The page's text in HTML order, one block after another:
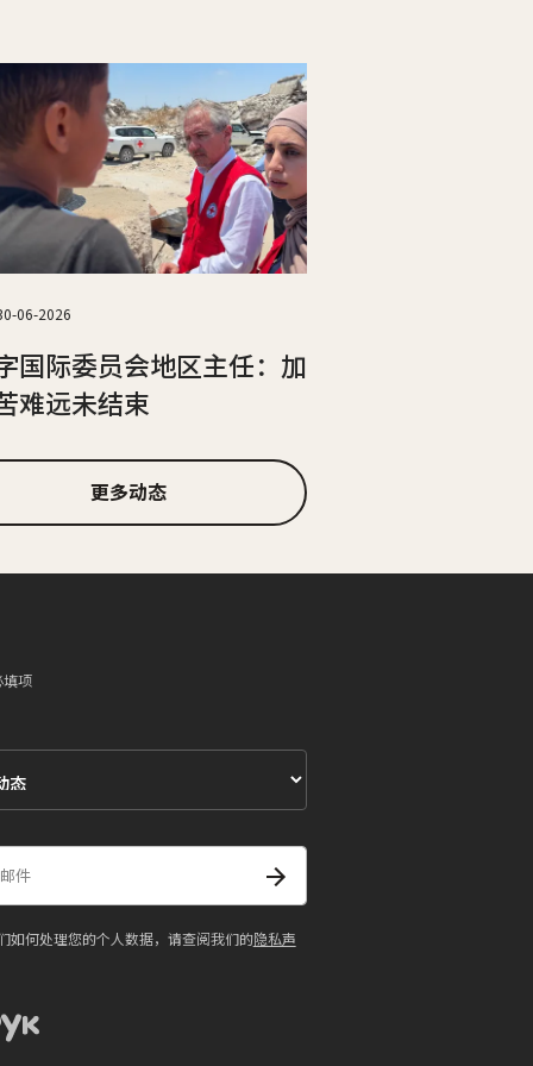
06-2026
国际委员会地区主任：加
难远未结束
更多动态
项
如何处理您的个人数据，请查阅我们的隐私声